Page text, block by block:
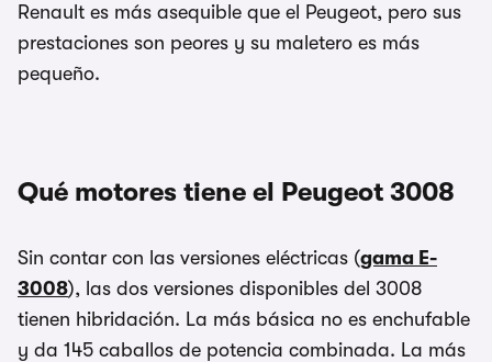
Renault es más asequible que el Peugeot, pero sus
prestaciones son peores y su maletero es más
pequeño.
Qué motores tiene el Peugeot 3008
Sin contar con las versiones eléctricas (gama E-
3008), las dos versiones disponibles del 3008
tienen hibridación. La más básica no es enchufable
y da 145 caballos de potencia combinada. La más